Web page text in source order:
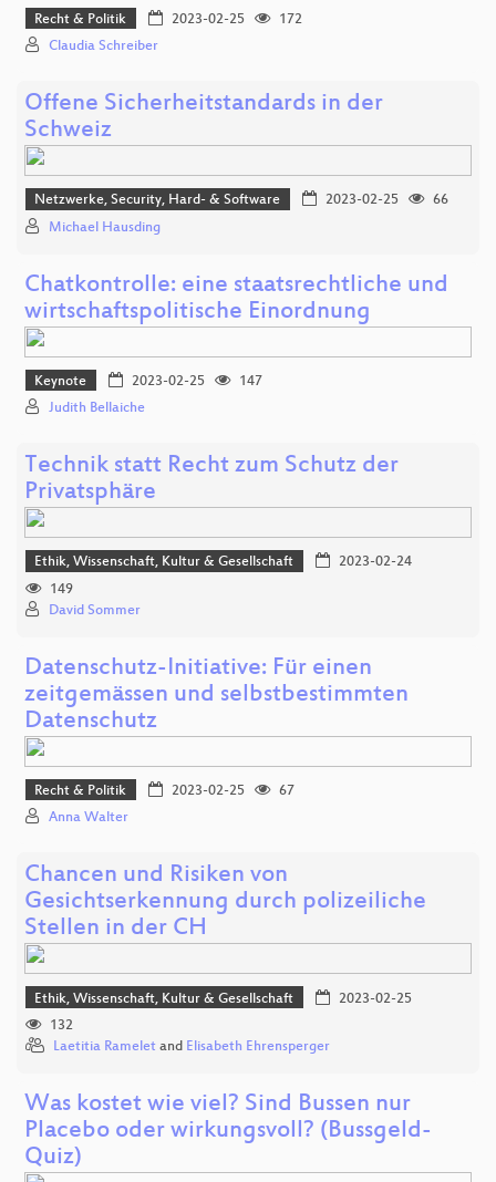
Recht & Politik 2023-02-25
172
Claudia Schreiber
Offene Sicherheitstandards in der
Schweiz
Netzwerke, Security, Hard- & Software 2023-02-25
66
Michael Hausding
Chatkontrolle: eine staatsrechtliche und
wirtschaftspolitische Einordnung
Keynote 2023-02-25
147
Judith Bellaiche
Technik statt Recht zum Schutz der
Privatsphäre
Ethik, Wissenschaft, Kultur & Gesellschaft
2023-02-24
149
David Sommer
Datenschutz-Initiative: Für einen
zeitgemässen und selbstbestimmten
Datenschutz
Recht & Politik 2023-02-25
67
Anna Walter
Chancen und Risiken von
Gesichtserkennung durch polizeiliche
Stellen in der CH
Ethik, Wissenschaft, Kultur & Gesellschaft
2023-02-25
132
Laetitia Ramelet and Elisabeth Ehrensperger
Was kostet wie viel? Sind Bussen nur
Placebo oder wirkungsvoll? (Bussgeld-
Quiz)